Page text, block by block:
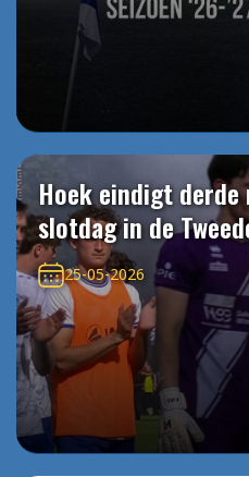
Hoek eindigt derde
slotdag in de
25-05-2026